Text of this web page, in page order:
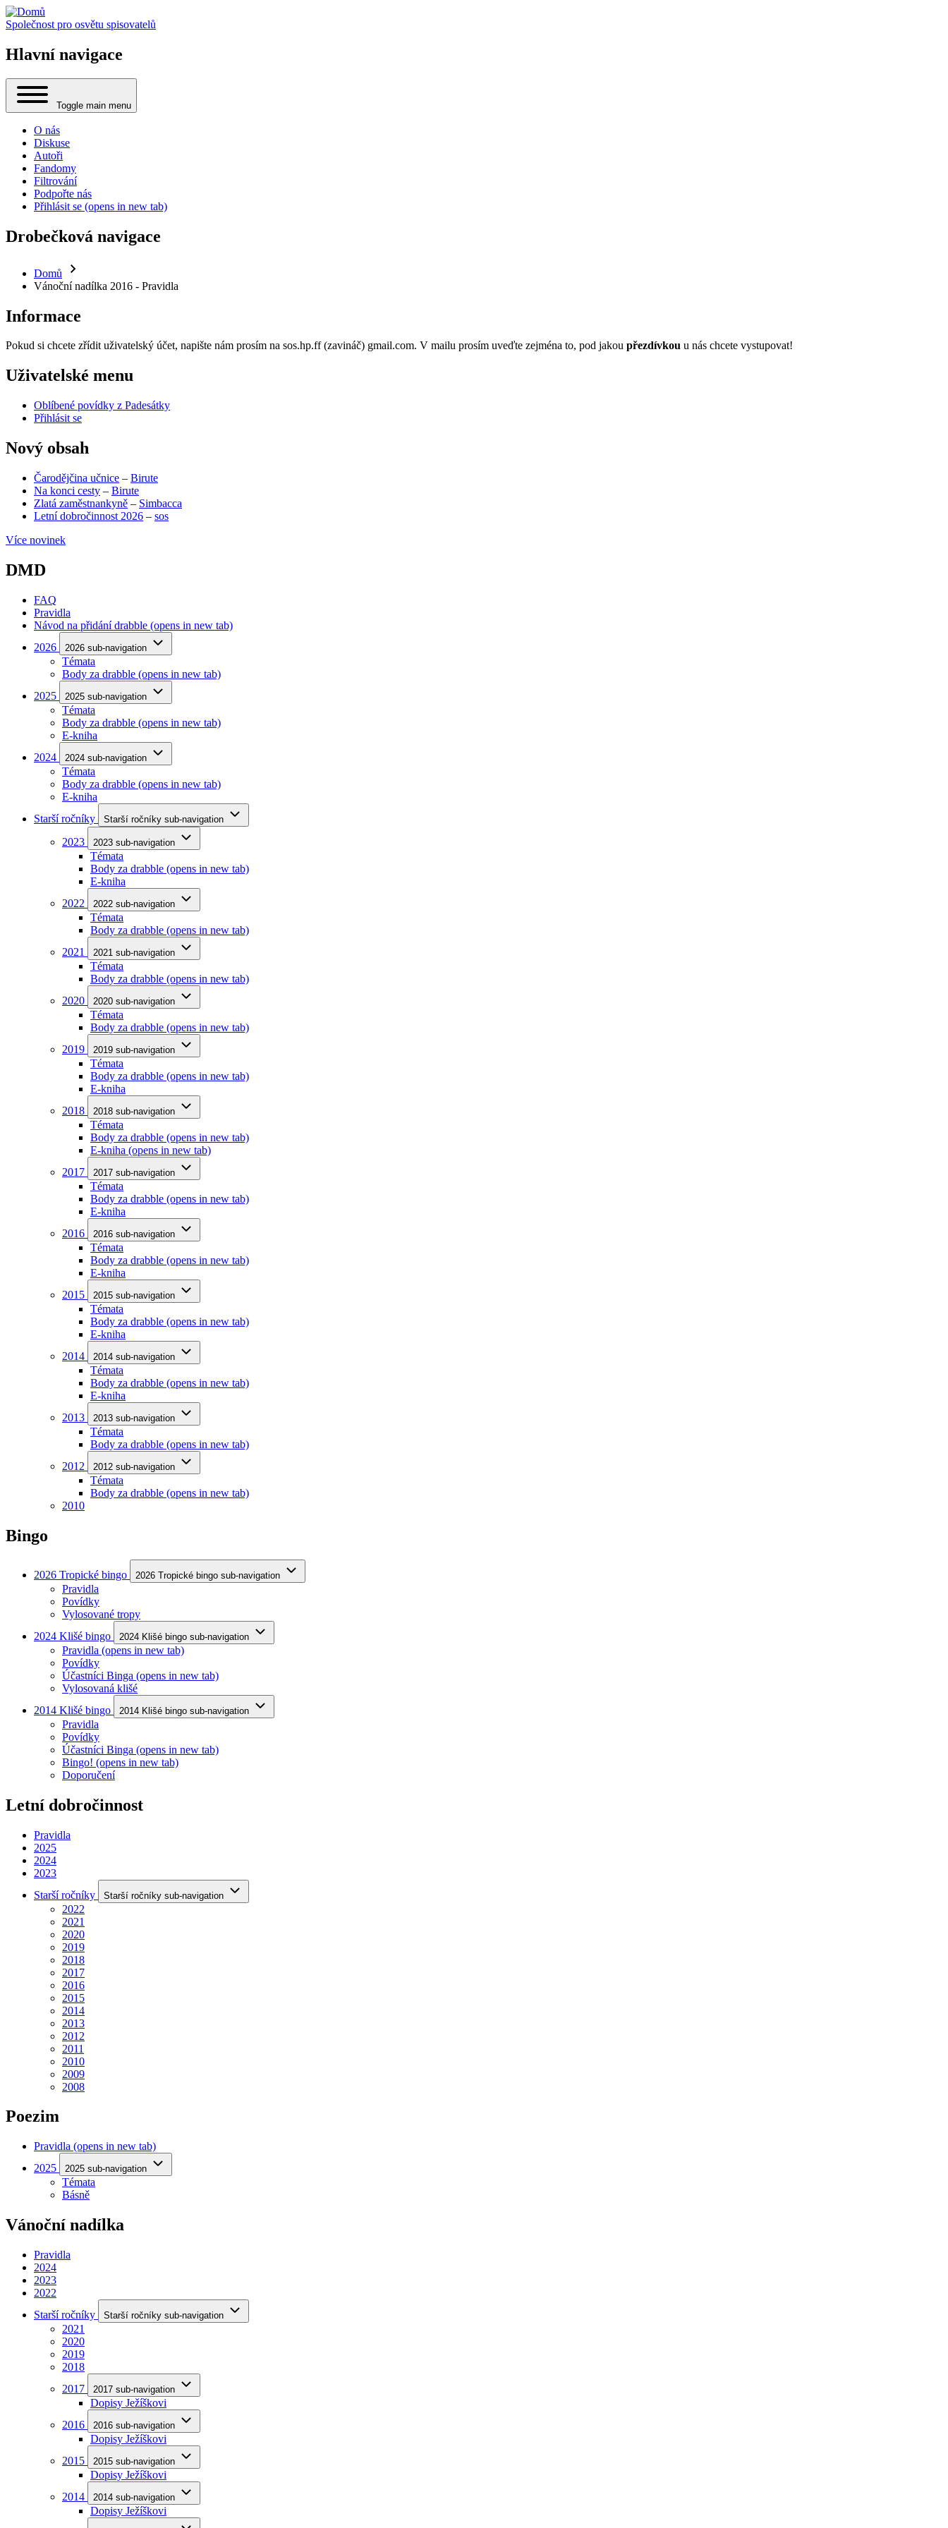
Společnost pro osvětu spisovatelů
Hlavní navigace
Toggle main menu
O nás
Diskuse
Autoři
Fandomy
Filtrování
Podpořte nás
Přihlásit se (opens in new tab)
Drobečková navigace
Domů
Vánoční nadílka 2016 - Pravidla
Informace
Pokud si chcete zřídit uživatelský účet, napište nám prosím na sos.hp.ff (zavináč) gmail.com. V mailu prosím uveďte zejména to, pod jakou přezdívkou u nás chcete vystupovat!
Uživatelské menu
Oblíbené povídky z Padesátky
Přihlásit se
Nový obsah
Čarodějčina učnice – Birute
Na konci cesty – Birute
Zlatá zaměstnankyně – Simbacca
Letní dobročinnost 2026 – sos
Více novinek
DMD
FAQ
Pravidla
Návod na přidání drabble (opens in new tab)
2026
2026 sub-navigation
Témata
Body za drabble (opens in new tab)
2025
2025 sub-navigation
Témata
Body za drabble (opens in new tab)
E-kniha
2024
2024 sub-navigation
Témata
Body za drabble (opens in new tab)
E-kniha
Starší ročníky
Starší ročníky sub-navigation
2023 2023 sub-navigation
Témata
Body za drabble (opens in new tab)
E-kniha
2022
2022 sub-navigation
Témata
Body za drabble (opens in new tab)
2021
2021 sub-navigation
Témata
Body za drabble (opens in new tab)
2020
2020 sub-navigation
Témata
Body za drabble (opens in new tab)
2019
2019 sub-navigation
Témata
Body za drabble (opens in new tab)
E-kniha
2018
2018 sub-navigation
Témata
Body za drabble (opens in new tab)
E-kniha (opens in new tab)
2017
2017 sub-navigation
Témata
Body za drabble (opens in new tab)
E-kniha
2016
2016 sub-navigation
Témata
Body za drabble (opens in new tab)
E-kniha
2015
2015 sub-navigation
Témata
Body za drabble (opens in new tab)
E-kniha
2014
2014 sub-navigation
Témata
Body za drabble (opens in new tab)
E-kniha
2013
2013 sub-navigation
Témata
Body za drabble (opens in new tab)
2012
2012 sub-navigation
Témata
Body za drabble (opens in new tab)
2010
Bingo
2026 Tropické bingo 2026 Tropické bingo sub-navigation
Pravidla
Povídky
Vylosované tropy
2024 Klišé bingo
2024 Klišé bingo sub-navigation
Pravidla (opens in new tab)
Povídky
Účastníci Binga (opens in new tab)
Vylosovaná klišé
2014 Klišé bingo
2014 Klišé bingo sub-navigation
Pravidla
Povídky
Účastníci Binga (opens in new tab)
Bingo! (opens in new tab)
Doporučení
Letní dobročinnost
Pravidla
2025
2024
2023
Starší ročníky
Starší ročníky sub-navigation
2022
2021
2020
2019
2018
2017
2016
2015
2014
2013
2012
2011
2010
2009
2008
Poezim
Pravidla (opens in new tab)
2025
2025 sub-navigation
Témata
Básně
Vánoční nadílka
Pravidla
2024
2023
2022
Starší ročníky
Starší ročníky sub-navigation
2021
2020
2019
2018
2017
2017 sub-navigation
Dopisy Ježíškovi
2016
2016 sub-navigation
Dopisy Ježíškovi
2015
2015 sub-navigation
Dopisy Ježíškovi
2014
2014 sub-navigation
Dopisy Ježíškovi